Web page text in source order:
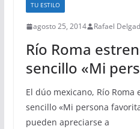
TU ESTILO
agosto 25, 2014 Rafael
Río Roma
sencillo «Mi
El dúo mexicano, Río
sencillo «Mi persona
pueden apreciarse a